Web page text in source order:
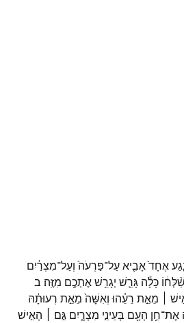
אֶחָד֙אָבִ֤יאעַל־פַּרְעֹה֙ וְעַל־מִצְרַ֔יִם
כָּלָ֕ה גָּרֵ֛שׁ יְגָרֵ֥שׁאֶתְכֶ֖ם מִזֶּֽה׃ ב
׀ מֵאֵ֣ת רֵעֵ֗הוּ וְאִשָּׁה֙ מֵאֵ֣ת רְעוּתָ֔הּ
אֶת־חֵ֥ן הָעָ֖ם בְּעֵינֵ֣י מִצְרָ֑יִם גַּ֣ם ׀
הָאִ֣ישׁ